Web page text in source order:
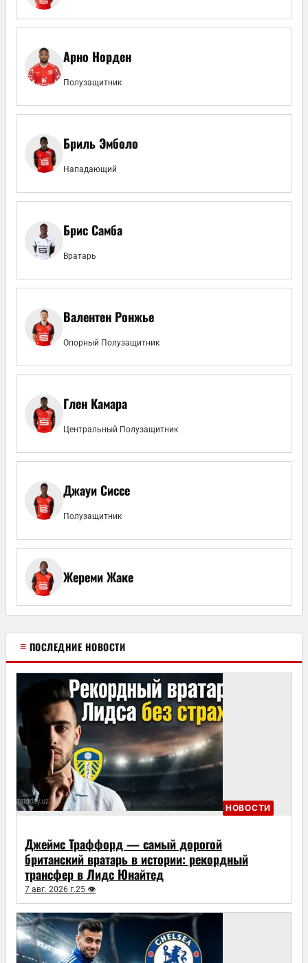
Арно Норден
Полузащитник
Бриль Эмболо
Нападающий
Брис Самба
Вратарь
Валентен Ронжье
Опорный Полузащитник
Глен Камара
Центральный Полузащитник
Джауи Сиссе
Полузащитник
Жереми Жаке
≡ ПОСЛЕДНИЕ НОВОСТИ
НОВОСТИ
Джеймс Траффорд — самый дорогой
британский вратарь в истории: рекордный
трансфер в Лидс Юнайтед
7 авг. 2026 г.25 👁